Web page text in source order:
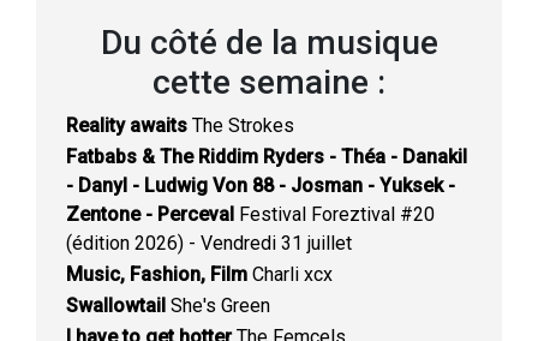
Du côté de la musique
cette semaine :
Reality awaits The Strokes
Fatbabs & The Riddim Ryders - Théa - Danakil
- Danyl - Ludwig Von 88 - Josman - Yuksek -
Zentone - Perceval Festival Foreztival #20
(édition 2026) - Vendredi 31 juillet
Music, Fashion, Film Charli xcx
Swallowtail She's Green